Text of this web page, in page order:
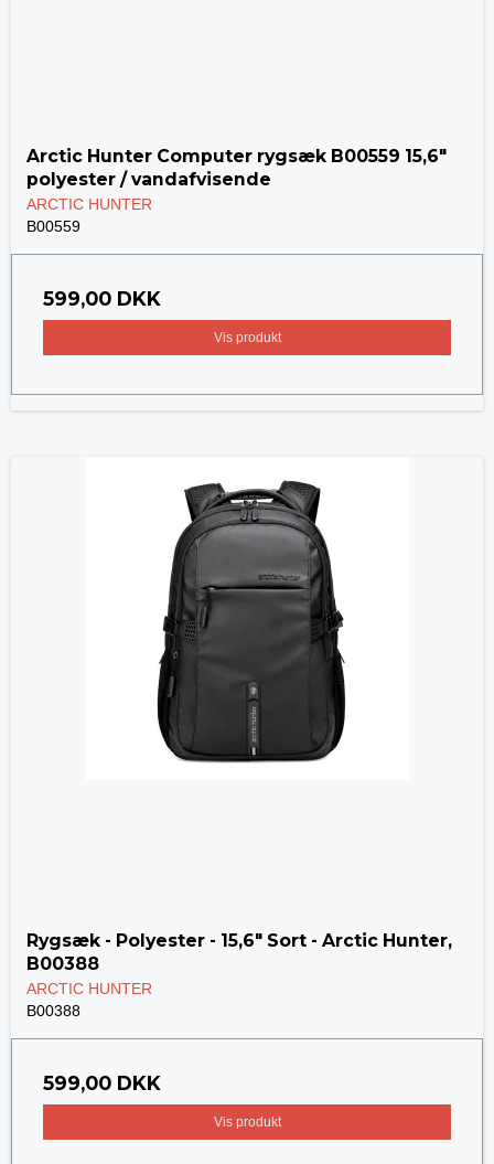
Arctic Hunter Computer rygsæk B00559 15,6"
polyester / vandafvisende
ARCTIC HUNTER
B00559
599,00 DKK
Vis produkt
Rygsæk - Polyester - 15,6" Sort - Arctic Hunter,
B00388
ARCTIC HUNTER
B00388
599,00 DKK
Vis produkt